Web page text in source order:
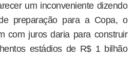
um inconveniente dizendo
preparação para a Copa, o
com juros daria para construir
estádios de R$ 1 bilhão